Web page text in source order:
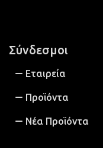
Σύνδεσμοι
Εταιρεία
Προϊόντα
Νέα Προϊόντα